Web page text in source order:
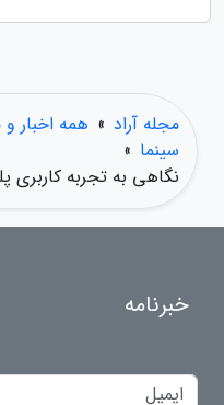
مجله آراد » همه اخبار و
سینما »
نگاهی به تجربه کاربری پلی
خبرنامه